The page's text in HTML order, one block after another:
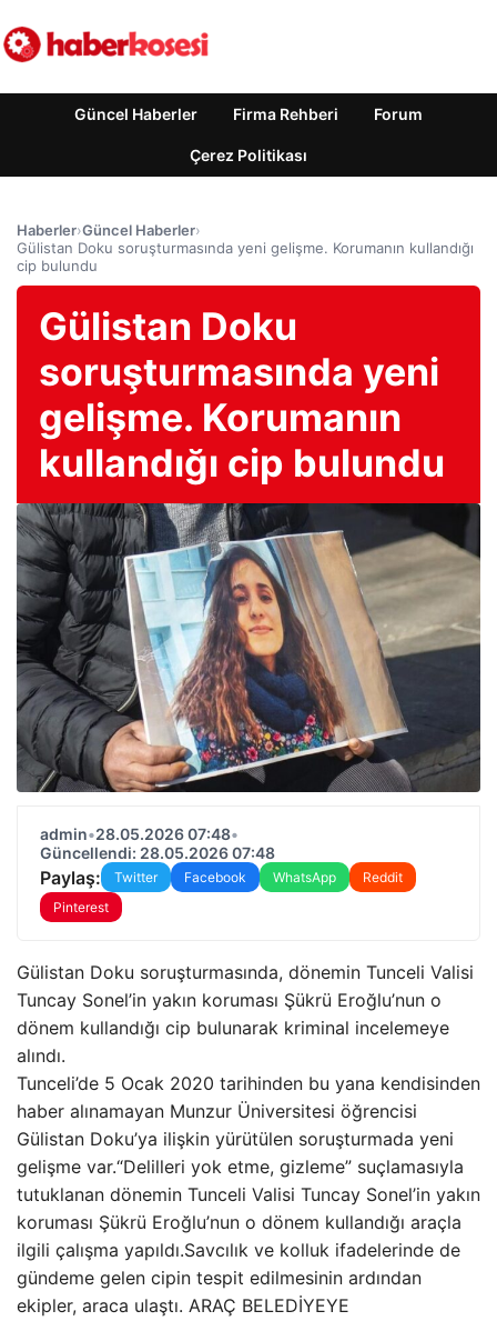
Güncel Haberler Firma Rehberi Forum
Çerez Politikası
Haberler›Güncel Haberler›
Gülistan Doku soruşturmasında yeni gelişme. Korumanın kullandığı
cip bulundu
Gülistan Doku
soruşturmasında yeni
gelişme. Korumanın
kullandığı cip bulundu
admin•28.05.2026 07:48•
Güncellendi: 28.05.2026 07:48
Paylaş: Twitter Facebook WhatsApp
Reddit
Pinterest
Gülistan Doku soruşturmasında, dönemin Tunceli Valisi
Tuncay Sonel’in yakın koruması Şükrü Eroğlu’nun o
dönem kullandığı cip bulunarak kriminal incelemeye
alındı.
Tunceli’de 5 Ocak 2020 tarihinden bu yana kendisinden
haber alınamayan Munzur Üniversitesi öğrencisi
Gülistan Doku’ya ilişkin yürütülen soruşturmada yeni
gelişme var.“Delilleri yok etme, gizleme” suçlamasıyla
tutuklanan dönemin Tunceli Valisi Tuncay Sonel’in yakın
koruması Şükrü Eroğlu’nun o dönem kullandığı araçla
ilgili çalışma yapıldı.Savcılık ve kolluk ifadelerinde de
gündeme gelen cipin tespit edilmesinin ardından
ekipler, araca ulaştı. ARAÇ BELEDİYEYE